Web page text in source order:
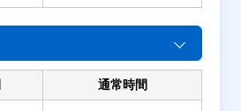
通常時間